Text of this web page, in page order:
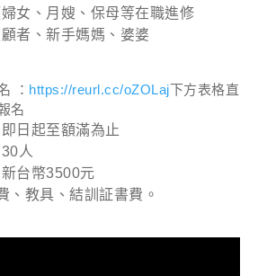
女、月嫂、保母等在職進修
者、新手媽媽、婆婆
： https://reurl.cc/oZOLaj下方表格直
名
日起至額滿為止
人
台幣3500元
、教具、結訓証書費。